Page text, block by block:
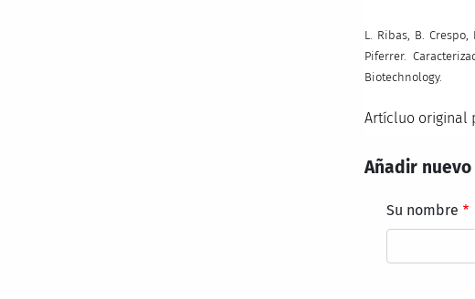
L. Ribas, B. Crespo,
Piferrer.
Biotechnology.
Artícluo original
Añadir
Su nombre